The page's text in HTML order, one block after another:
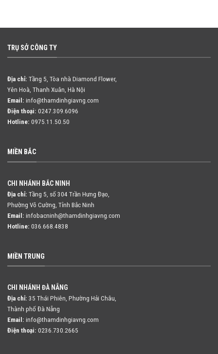
TRỤ SỞ CÔNG TY
Địa chỉ: Tầng 5, Tòa nhà Diamond Flower,
Yên Hoà, Thanh Xuân, Hà Nội
Email: info@thamdinhgiavng.com
Điện thoại: 0247.309.6096
Hotline: 0975.11.50.50
MIỀN BẮC
CHI NHÁNH BẮC NINH
Địa chỉ: Tầng 5, số 304 Trần Hưng Đạo,
Phường Võ Cường, Tỉnh Bắc Ninh
Email: infobacninh@thamdinhgiavng.com
Hotline: 036.668.4838
MIỀN TRUNG
CHI NHÁNH ĐÀ NẴNG
Địa chỉ: 35 Thái Phiên, Phường Hải Châu,
Thành phố Đà Nẵng
Email: info@thamdinhgiavng.com
Điện thoại: 0236.730.2665